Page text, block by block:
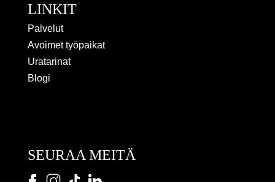
LINKIT
Palvelut
Avoimet työpaikat
Uratarinat
Blogi
SEURAA MEITÄ